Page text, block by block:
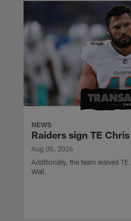
NEWS
Raiders sign TE
Aug 05, 2026
Additionally, the team waived
Wall.